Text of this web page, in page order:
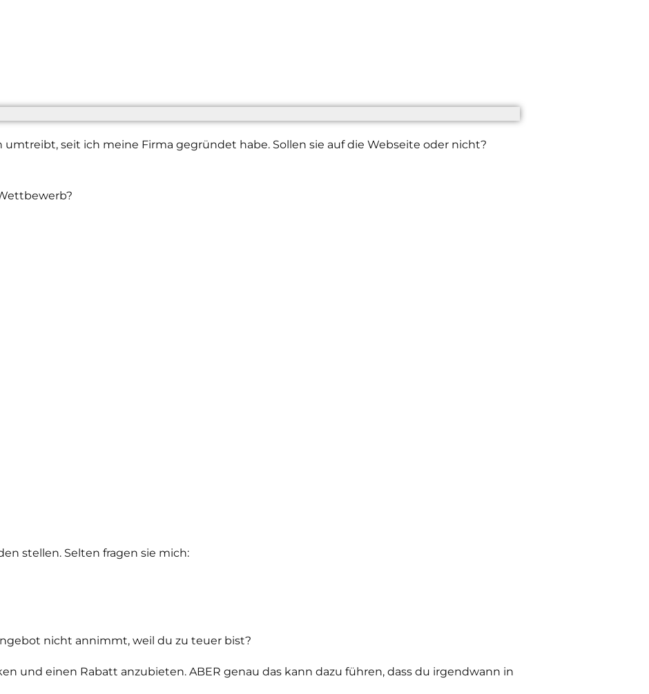
umtreibt, seit ich meine Firma gegründet habe. Sollen sie auf die Webseite oder nicht?
stellen. Selten fragen sie mich:
nicht annimmt, weil du zu teuer bist?
und einen Rabatt anzubieten. ABER genau das kann dazu führen, dass du irgendwann in